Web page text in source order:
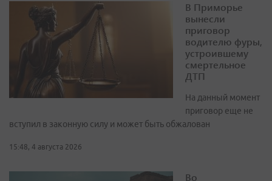
В Приморье
вынесли
приговор
водителю фуры,
устроившему
смертельное
ДТП
На данный момент
приговор еще не
вступил в законную силу и может быть обжалован
15:48, 4 августа 2026
Во